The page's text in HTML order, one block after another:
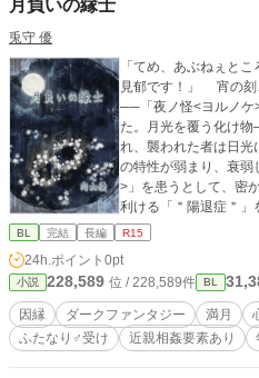
月負いの縁士
兎守 優
「てめ、あぶねぇと
見郁です！」 宵の刻、月明かりが作り出す影が人々を襲う
──「夜ノ怪<ヨルノケ
た。月光を覆う化け
れ、襲われた者は日光
の特性が弱まり、衰弱
>」を患うとして、密
利ける「＂陽退症＂」
トからの帰り道、月喰
一門で月喰いを退治す
措置により、帯刀や独自法
でも目印になっていいで
る、成清の紅染の瞳を
巻き込んでしまったと
BL 完結 長編 R15
24h.ポイント 0pt
小説 228,589 位 / 228,589件 BL
因縁 ダークファンタジー 満月
ふたなり♂受け
近親相姦要素あり